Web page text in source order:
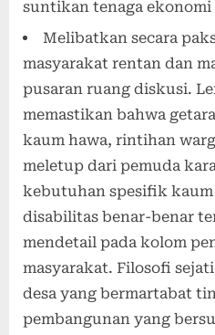
suntikan tenaga
Melibatkan secara
masyarakat rentan dan
pusaran ruang diskusi.
memastikan bahwa
kaum hawa, rintihan
meletup dari pemuda
kebutuhan spesifik
disabilitas benar-benar
mendetail pada kolom
masyarakat. Filosofi
desa yang bermartabat
pembangunan yang